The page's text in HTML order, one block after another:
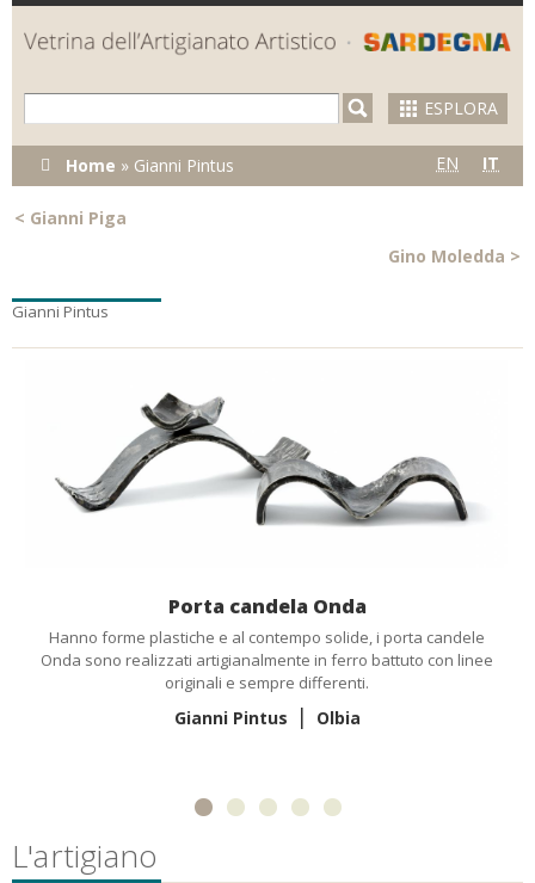
Skip to
main
content
ESPLORA
Tu sei qui
Home » Gianni Pintus EN IT
< Gianni Piga
Gino Moledda >
Gianni Pintus
Porta candela Onda
Hanno forme plastiche e al contempo solide, i porta candele
Onda sono realizzati artigianalmente in ferro battuto con linee
originali e sempre differenti.
Gianni Pintus | Olbia
L'artigiano